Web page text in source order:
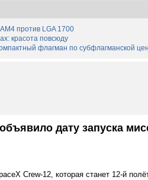
против LGA 1700
красота повсюду
флагман по субфлагманской
дату запуска
Crew-12, которая станет 12-й